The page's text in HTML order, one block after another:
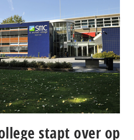
stapt over op